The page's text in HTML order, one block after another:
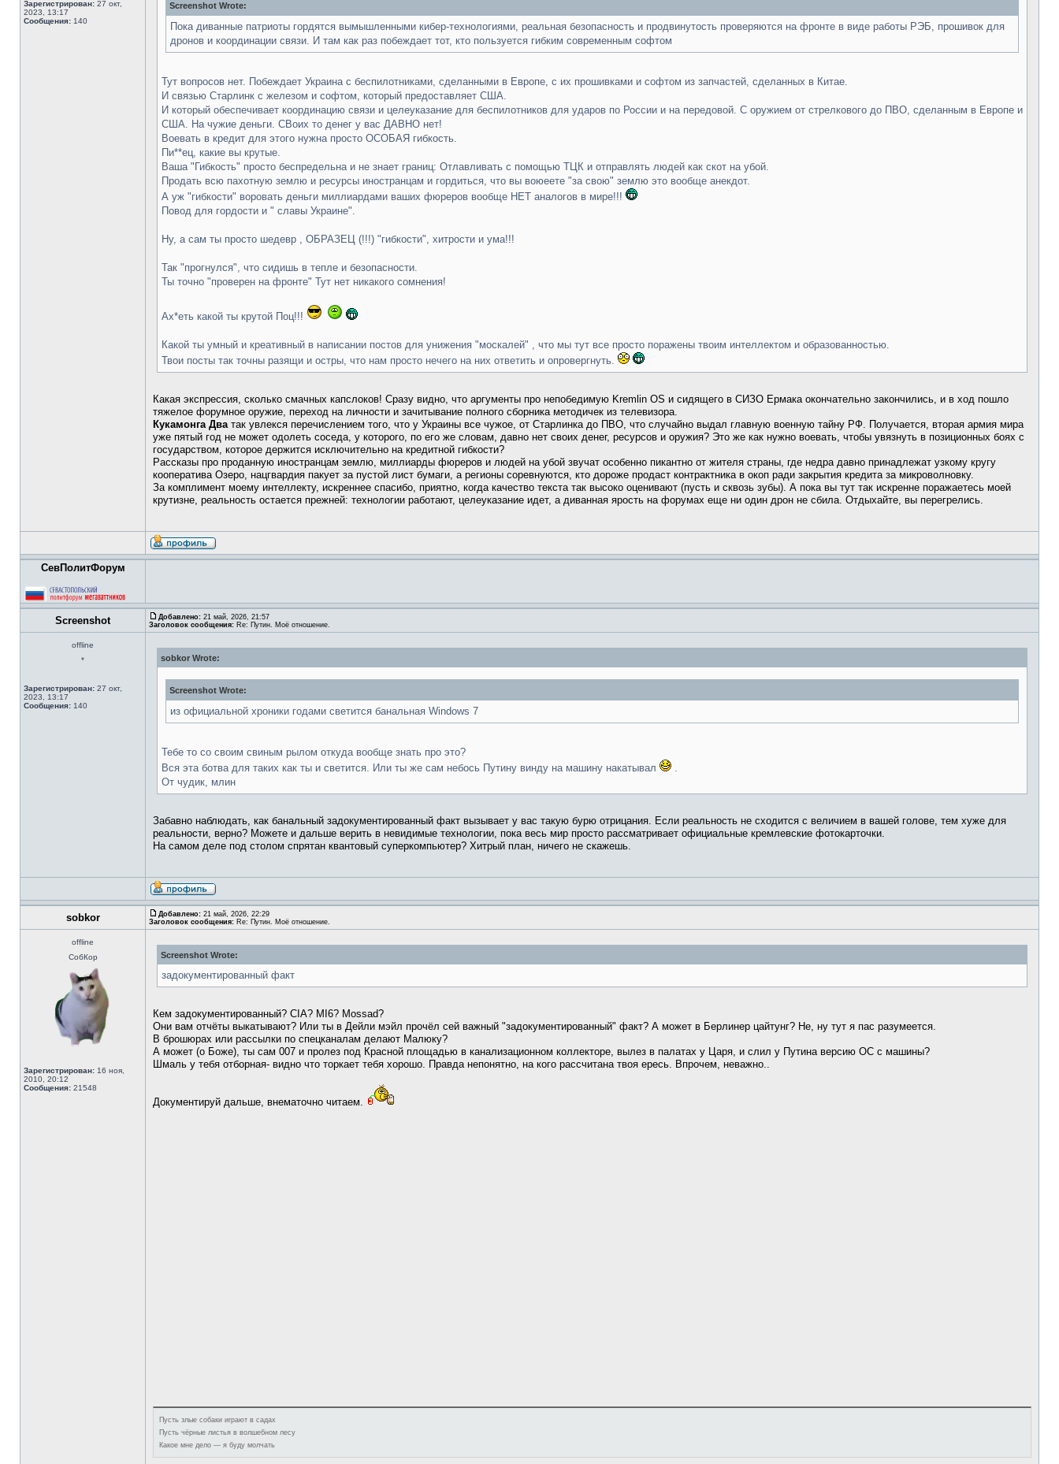
Зарегистрирован: 27 окт,
2023, 13:17
Сообщения: 140
Screenshot Wrote:
Пока диванные патриоты гордятся вымышленными кибер-технологиями, реальная безопасность и продвинутость проверяются на фронте в виде работы РЭБ, прошивок для
дронов и координации связи. И там как раз побеждает тот, кто пользуется гибким современным софтом
Тут вопросов нет. Побеждает Украина с беспилотниками, сделанными в Европе, с их прошивками и софтом из запчастей, сделанных в Китае.
И связью Старлинк с железом и софтом, который предоставляет США.
И который обеспечивает координацию связи и целеуказание для беспилотников для ударов по России и на передовой. С оружием от стрелкового до ПВО, сделанным в Европе и
США. На чужие деньги. СВоих то денег у вас ДАВНО нет!
Воевать в кредит для этого нужна просто ОСОБАЯ гибкость.
Пи**ец, какие вы крутые.
Ваша "Гибкость" просто беспредельна и не знает границ: Отлавливать с помощью ТЦК и отправлять людей как скот на убой.
Продать всю пахотную землю и ресурсы иностранцам и гордиться, что вы воюеете "за свою" землю это вообще анекдот.
А уж "гибкости" воровать деньги миллиардами ваших фюреров вообще НЕТ аналогов в мире!!!
Повод для гордости и " славы Украине".
Ну, а сам ты просто шедевр , ОБРАЗЕЦ (!!!) "гибкости", хитрости и ума!!!
Так "прогнулся", что сидишь в тепле и безопасности.
Ты точно "проверен на фронте" Тут нет никакого сомнения!
Ах*еть какой ты крутой Поц!!!
Какой ты умный и креативный в написании постов для унижения "москалей" , что мы тут все просто поражены твоим интеллектом и образованностью.
Твои посты так точны разящи и остры, что нам просто нечего на них ответить и опровергнуть.
Какая экспрессия, сколько смачных капслоков! Сразу видно, что аргументы про непобедимую Kremlin OS и сидящего в СИЗО Ермака окончательно закончились, и в ход пошло
тяжелое форумное оружие, переход на личности и зачитывание полного сборника методичек из телевизора.
Кукамонга Дватак увлекся перечислением того, что у Украины все чужое, от Старлинка до ПВО, что случайно выдал главную военную тайну РФ. Получается, вторая армия мира
уже пятый год не может одолеть соседа, у которого, по его же словам, давно нет своих денег, ресурсов и оружия? Это же как нужно воевать, чтобы увязнуть в позиционных боях с
государством, которое держится исключительно на кредитной гибкости?
Рассказы про проданную иностранцам землю, миллиарды фюреров и людей на убой звучат особенно пикантно от жителя страны, где недра давно принадлежат узкому кругу
кооператива Озеро, нацгвардия пакует за пустой лист бумаги, а регионы соревнуются, кто дороже продаст контрактника в окоп ради закрытия кредита за микроволновку.
За комплимент моему интеллекту, искреннее спасибо, приятно, когда качество текста так высоко оценивают (пусть и сквозь зубы). А пока вы тут так искренне поражаетесь моей
крутизне, реальность остается прежней: технологии работают, целеуказание идет, а диванная ярость на форумах еще ни один дрон не сбила. Отдыхайте, вы перегрелись.
СевПолитФорум
Screenshot Добавлено: 21 май, 2026, 21:57
Заголовок сообщения: Re: Путин. Моё отношение.
offline
*
Зарегистрирован: 27 окт,
2023, 13:17
Сообщения: 140
sobkor Wrote:
Screenshot Wrote:
из официальной хроники годами светится банальная Windows 7
Тебе то со своим свиным рылом откуда вообще знать про это?
Вся эта ботва для таких как ты и светится. Или ты же сам небось Путину винду на машину накатывал
.
От чудик, млин
Забавно наблюдать, как банальный задокументированный факт вызывает у вас такую бурю отрицания. Если реальность не сходится с величием в вашей голове, тем хуже для
реальности, верно? Можете и дальше верить в невидимые технологии, пока весь мир просто рассматривает официальные кремлевские фотокарточки.
На самом деле под столом спрятан квантовый суперкомпьютер? Хитрый план, ничего не скажешь.
sobkor Добавлено: 21 май, 2026, 22:29
Заголовок сообщения: Re: Путин. Моё отношение.
offline
СобКор
Зарегистрирован: 16 ноя,
2010, 20:12
Сообщения: 21548
Screenshot Wrote:
задокументированный факт
Кем задокументированный? CIA? MI6? Mossad?
Они вам отчёты выкатывают? Или ты в Дейли мэйл прочёл сей важный "задокументированный" факт? А может в Берлинер цайтунг? Не, ну тут я пас разумеется.
В брошюрах или рассылки по спецканалам делают Малюку?
А может (о Боже), ты сам 007 и пролез под Красной площадью в канализационном коллекторе, вылез в палатах у Царя, и слил у Путина версию ОС с машины?
Шмаль у тебя отборная- видно что торкает тебя хорошо. Правда непонятно, на кого рассчитана твоя ересь. Впрочем, неважно..
Документируй дальше, внематочно читаем.
Пусть злые собаки играют в садах
Пусть чёрные листья в волшебном лесу
Какое мне дело — я буду молчать